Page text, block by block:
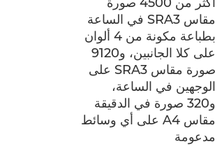
مقاس SRA3 في الساعة
بطباعة مكونة من 4 ألوان
على كلا الجانبين، و9120
صورة مقاس SRA3 على
الوجهين في الساعة،
و320 صورة في الدقيقة
مقاس A4 على أي وسائط
مدعومة